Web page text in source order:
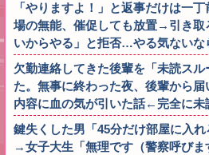
「やりますよ！」と返事だけは一
場の無能、催促しても放置→引き取
いからやる」と拒否…やる気ないな
欠勤連絡してきた後輩を「未読ス
た。無事に終わった夜、後輩から
内容に血の気が引いた話←完全に未
鍵失くした男「45分だけ部屋に入れ
→女子大生「無理です（警察呼び